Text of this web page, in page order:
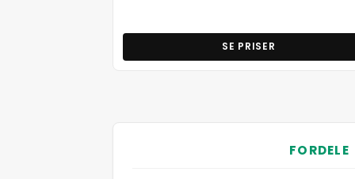
SE PRISER
FORDELE